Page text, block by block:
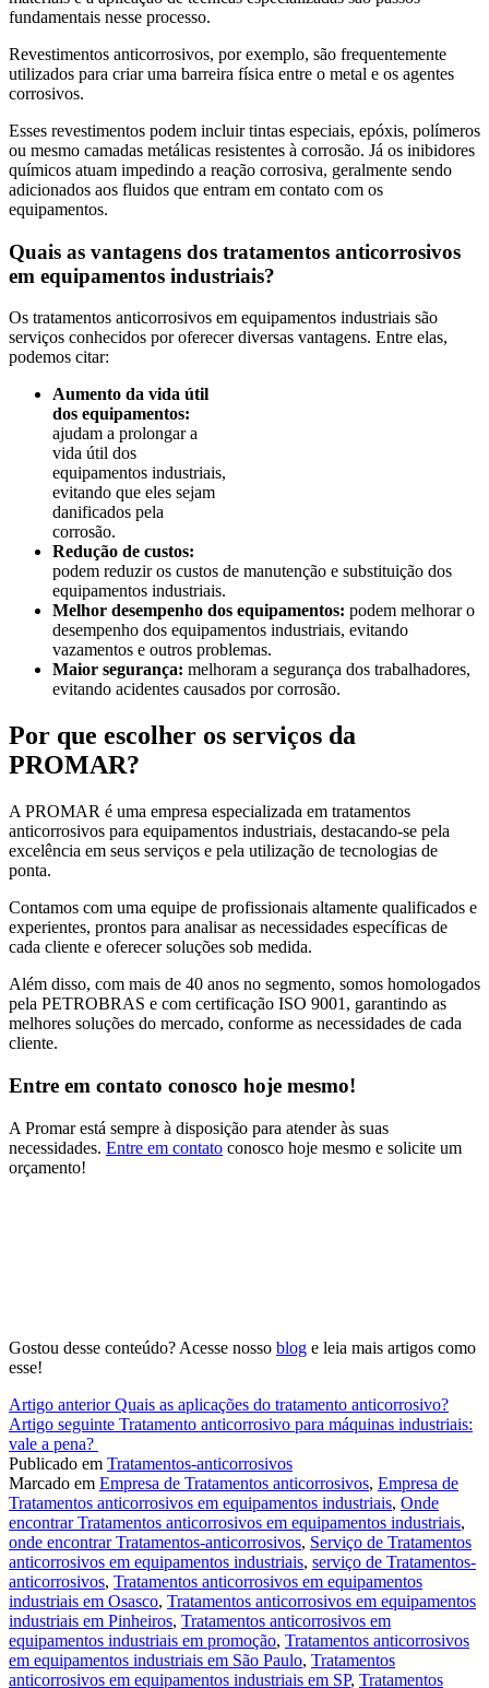
fundamentais nesse processo.
Revestimentos anticorrosivos, por exemplo, são frequentemente
utilizados para criar uma barreira física entre o metal e os agentes
corrosivos.
Esses revestimentos podem incluir tintas especiais, epóxis, polímeros
ou mesmo camadas metálicas resistentes à corrosão. Já os inibidores
químicos atuam impedindo a reação corrosiva, geralmente sendo
adicionados aos fluidos que entram em contato com os
equipamentos.
Quais as vantagens dos tratamentos anticorrosivos
em equipamentos industriais?
Os tratamentos anticorrosivos em equipamentos industriais são
serviços conhecidos por oferecer diversas vantagens. Entre elas,
podemos citar:
Aumento da vida útil
dos equipamentos:
ajudam a prolongar a
vida útil dos
equipamentos industriais,
evitando que eles sejam
danificados pela
corrosão.
Redução de custos:
podem reduzir os custos de manutenção e substituição dos
equipamentos industriais.
Melhor desempenho dos equipamentos: podem melhorar o
desempenho dos equipamentos industriais, evitando
vazamentos e outros problemas.
Maior segurança: melhoram a segurança dos trabalhadores,
evitando acidentes causados por corrosão.
Por que escolher os serviços da
PROMAR?
A PROMAR é uma empresa especializada em tratamentos
anticorrosivos para equipamentos industriais, destacando-se pela
excelência em seus serviços e pela utilização de tecnologias de
ponta.
Contamos com uma equipe de profissionais altamente qualificados e
experientes, prontos para analisar as necessidades específicas de
cada cliente e oferecer soluções sob medida.
Além disso, com mais de 40 anos no segmento, somos homologados
pela PETROBRAS e com certificação ISO 9001, garantindo as
melhores soluções do mercado, conforme as necessidades de cada
cliente.
Entre em contato conosco hoje mesmo!
A Promar está sempre à disposição para atender às suas
necessidades. Entre em contato conosco hoje mesmo e solicite um
orçamento!
Gostou desse conteúdo? Acesse nosso blog e leia mais artigos como
esse!
Continue
lendo
Artigo anteriorQuais as aplicações do tratamento anticorrosivo?
Artigo seguinte Tratamento anticorrosivo para máquinas industriais:
vale a pena?
Publicado em Tratamentos-anticorrosivos
Marcado em Empresa de Tratamentos anticorrosivos, Empresa de
Tratamentos anticorrosivos em equipamentos industriais, Onde
encontrar Tratamentos anticorrosivos em equipamentos industriais,
onde encontrar Tratamentos-anticorrosivos, Serviço de Tratamentos
anticorrosivos em equipamentos industriais, serviço de Tratamentos-
anticorrosivos, Tratamentos anticorrosivos em equipamentos
industriais em Osasco, Tratamentos anticorrosivos em equipamentos
industriais em Pinheiros, Tratamentos anticorrosivos em
equipamentos industriais em promoção, Tratamentos anticorrosivos
em equipamentos industriais em São Paulo, Tratamentos
anticorrosivos em equipamentos industriais em SP, Tratamentos